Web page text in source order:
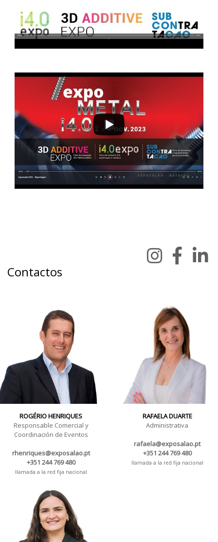
Contactos
ROGÉRIO HENRIQUES
Responsable Comercial y
Coordinación de Eventos
rhenriques@exposalao.pt
+351 244 769 480
llamada a la red fija nacional
RAFAELA DUARTE
Administrativa
rafaela@exposalao.pt
+351 244 769 480
llamada a la red fija nacional